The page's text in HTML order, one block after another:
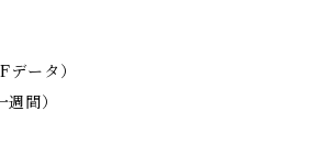
データ）
間）